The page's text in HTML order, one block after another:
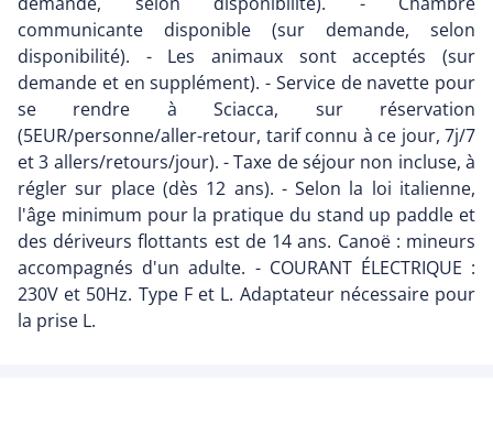
communicante disponible (sur demande, selon
disponibilité). - Les animaux sont acceptés (sur
demande et en supplément). - Service de navette pour
se rendre à Sciacca, sur réservation
(5EUR/personne/aller-retour, tarif connu à ce jour, 7j/7
et 3 allers/retours/jour). - Taxe de séjour non incluse, à
régler sur place (dès 12 ans). - Selon la loi italienne,
l'âge minimum pour la pratique du stand up paddle et
des dériveurs flottants est de 14 ans. Canoë : mineurs
accompagnés d'un adulte. - COURANT ÉLECTRIQUE :
230V et 50Hz. Type F et L. Adaptateur nécessaire pour
la prise L.